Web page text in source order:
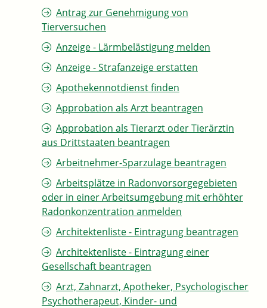
Antrag zur Genehmigung von
Tierversuchen
Anzeige - Lärmbelästigung melden
Anzeige - Strafanzeige erstatten
Apothekennotdienst finden
Approbation als Arzt beantragen
Approbation als Tierarzt oder Tierärztin
aus Drittstaaten beantragen
Arbeitnehmer-Sparzulage beantragen
Arbeitsplätze in Radonvorsorgegebieten
oder in einer Arbeitsumgebung mit erhöhter
Radonkonzentration anmelden
Architektenliste - Eintragung beantragen
Architektenliste - Eintragung einer
Gesellschaft beantragen
Arzt, Zahnarzt, Apotheker, Psychologischer
Psychotherapeut, Kinder- und